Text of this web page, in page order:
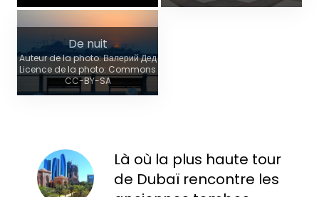
De nuit
Auteur de la photo: Валерий Дед
Licence de la photo: Commons
CC-BY-SA
Là où la plus haute tour
de Dubaï rencontre les